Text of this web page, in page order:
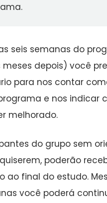
seis semanas do
meses depois) você
para nos contar
e nos indicar
melhorado.
do grupo sem
poderão
ao final do estudo.
você poderá